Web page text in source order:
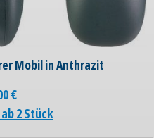
Mobil in Anthrazit
€
2 Stück